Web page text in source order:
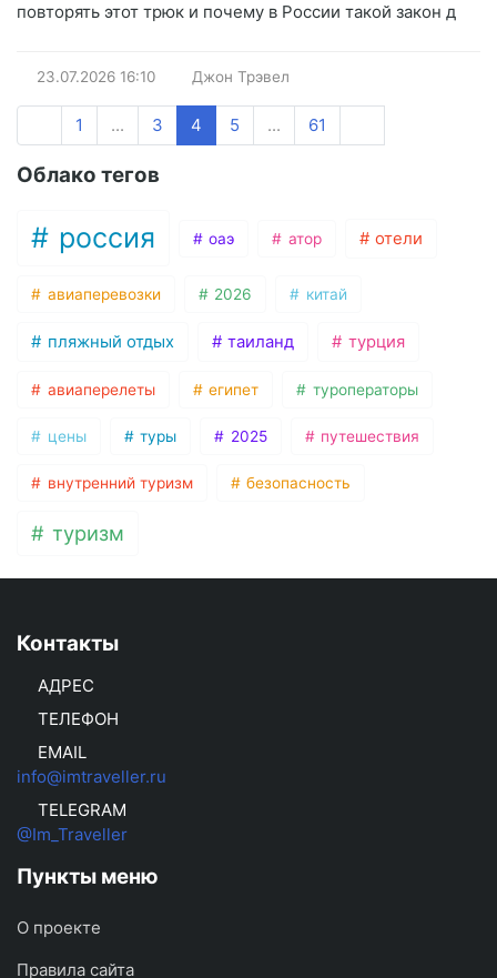
повторять этот трюк и почему в России такой закон д
23.07.2026 16:10 Джон Трэвел
1 ... 3 4 5 ... 61
Облако тегов
россия оаэ атор отели
авиаперевозки 2026 китай
пляжный отдых таиланд турция
авиаперелеты египет туроператоры
цены туры 2025 путешествия
внутренний туризм безопасность
туризм
Контакты
АДРЕС
ТЕЛЕФОН
EMAIL
info@imtraveller.ru
TELEGRAM
@Im_Traveller
Пункты меню
О проекте
Правила сайта